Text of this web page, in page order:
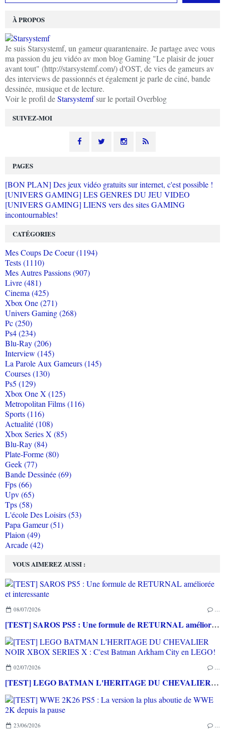
SUIVEZ-MOI
À PROPOS
Je suis Starsystemf, un gameur quarantenaire. Je partage avec vous
ma passion du jeu vidéo av mon blog Gaming "Le plaisir de jouer
avant tout" (http://starsystemf.com/) d'OST, de vies de gameurs av
des interviews de passionnés et également je parle de ciné, bande
dessinée, musique et de lecture.
Voir le profil deStarsystemfsur le portail Overblog
VOUS AIMEREZ AUSSI :
08/07/2026 …
[TEST] SAROS PS5 : Une formule de RETURNAL améliorée et interessante
02/07/2026 …
[TEST] LEGO BATMAN L'HERITAGE DU CHEVALIER NOIR XBOX SERIES X : C'est Batman Arkham City en LEGO!
23/06/2026 …
PAGES
[BON PLAN] Des jeux vidéo gratuits sur internet, c'est possible !
[UNIVERS GAMING] LES GENRES DU JEU VIDEO
[UNIVERS GAMING] LIENS vers des sites GAMING
incontournables!
CATÉGORIES
Mes Coups De Coeur (1194)
Tests (1110)
Mes Autres Passions (907)
Livre (481)
Cinema (425)
Xbox One (271)
Univers Gaming (268)
Pc (250)
Ps4 (234)
Blu-Ray (206)
Interview (145)
La Parole Aux Gameurs (145)
Courses (130)
Ps5 (129)
Xbox One X (125)
Metropolitan Films (116)
Sports (116)
Actualité (108)
Xbox Series X (85)
Blu-Ray (84)
Plate-Forme (80)
Geek (77)
Bande Dessinée (69)
Fps (66)
Upv (65)
Tps (58)
L'école Des Loisirs (53)
Papa Gameur (51)
Plaion (49)
Arcade (42)